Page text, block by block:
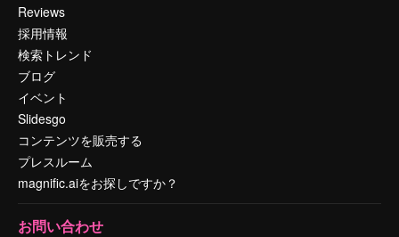
Reviews
採用情報
検索トレンド
ブログ
イベント
Slidesgo
コンテンツを販売する
プレスルーム
magnific.aiをお探しですか？
お問い合わせ